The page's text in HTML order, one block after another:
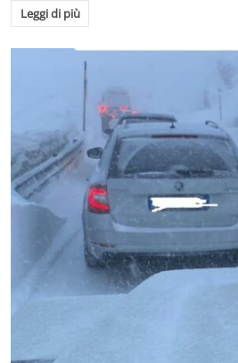
Leggi di più